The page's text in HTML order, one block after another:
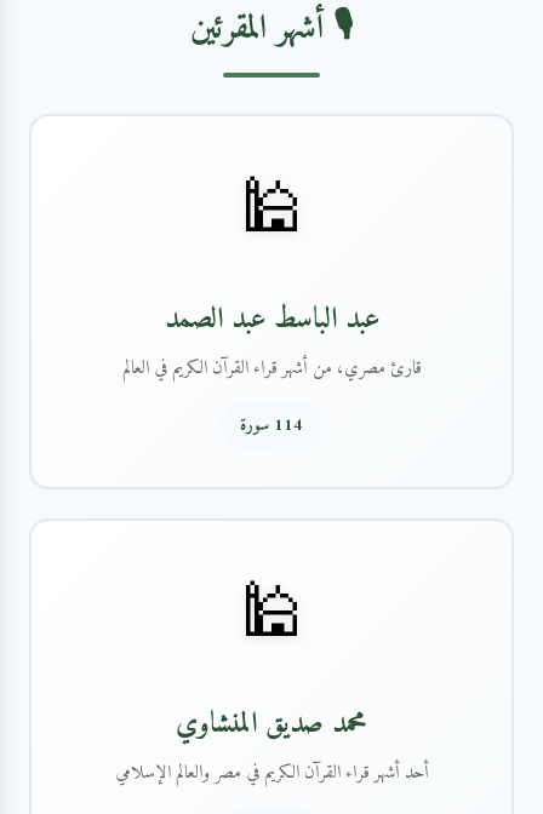
🎙️ أشهر المقرئين
🕌
عبد الباسط عبد الصمد
قارئ مصري، من أشهر قراء القرآن الكريم في العالم
114 سورة
🕌
محمد صديق المنشاوي
أحد أشهر قراء القرآن الكريم في مصر والعالم الإسلامي